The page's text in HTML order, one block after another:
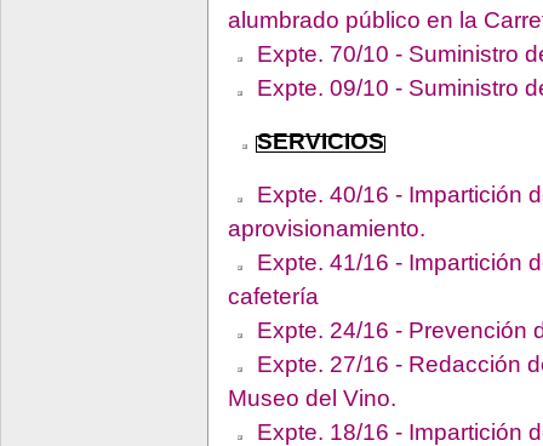
alumbrado público en la
Expte. 70/10 - Suministro
Expte. 09/10 - Suministro
SERVICIOS
Expte. 40/16 - Impartición
aprovisionamiento.
Expte. 41/16 - Impartición
cafetería
Expte. 24/16 - Prevención
Expte. 27/16 - Redacción
Museo del Vino.
Expte. 18/16 - Impartición